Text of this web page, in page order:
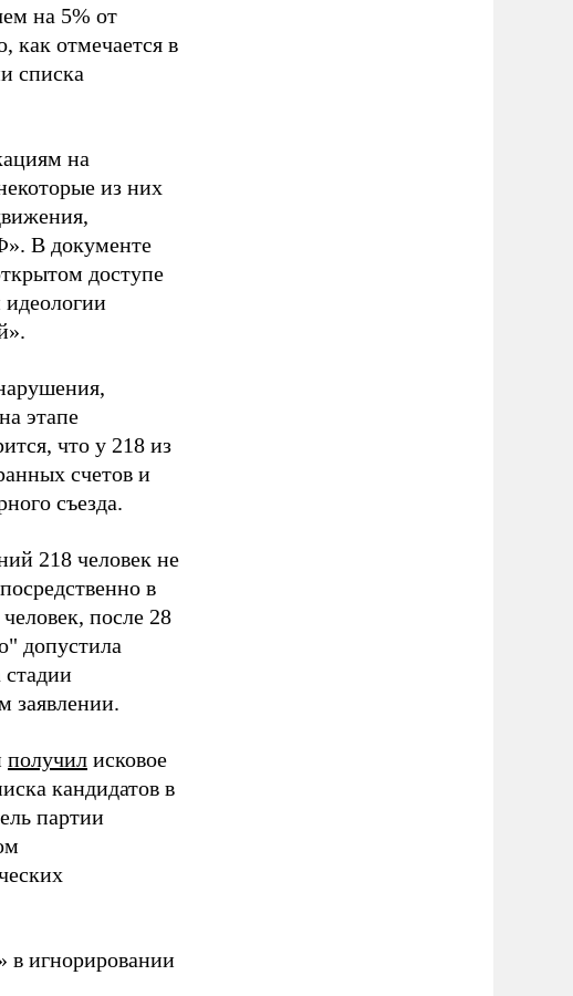
на 5% от
как отмечается в
списка
на
из них
В документе
доступе
этапе
что у 218 из
счетов и
съезда.
218 человек не
в
после 28
допустила
стадии
заявлении.
получил исковое
кандидатов в
партии
в игнорировании